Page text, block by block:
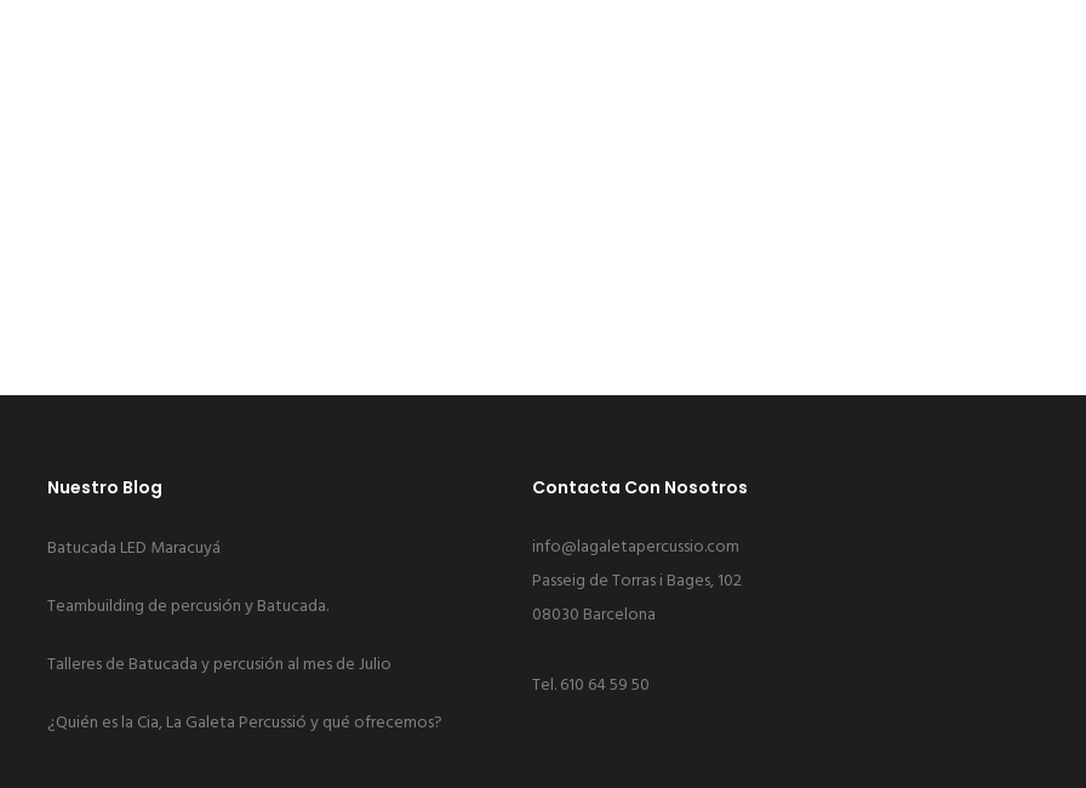
Nuestro Blog
Batucada LED Maracuyá
Teambuilding de percusión y Batucada.
Talleres de Batucada y percusión al mes de Julio
¿Quién es la Cia, La Galeta Percussió y qué ofrecemos?
Contacta Con Nosotros
info@lagaletapercussio.com
Passeig de Torras i Bages, 102
08030 Barcelona
Tel.610 64 59 50